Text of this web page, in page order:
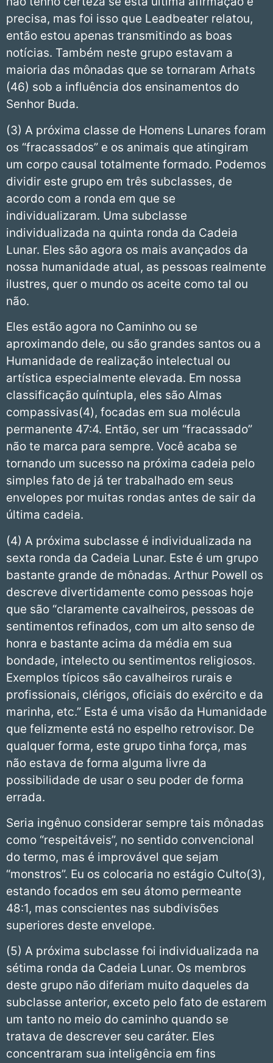
precisa, mas foi isso que Leadbeater relatou,
então estou apenas transmitindo as boas
notícias. Também neste grupo estavam a
maioria das mônadas que se tornaram Arhats
(46) sob a influência dos ensinamentos do
Senhor Buda.
(3) A próxima classe de Homens Lunares foram
os “fracassados” e os animais que atingiram
um corpo causal totalmente formado. Podemos
dividir este grupo em três subclasses, de
acordo com a ronda em que se
individualizaram. Uma subclasse
individualizada na quinta ronda da Cadeia
Lunar. Eles são agora os mais avançados da
nossa humanidade atual, as pessoas realmente
ilustres, quer o mundo os aceite como tal ou
não.
Eles estão agora no Caminho ou se
aproximando dele, ou são grandes santos ou a
Humanidade de realização intelectual ou
artística especialmente elevada. Em nossa
classificação quíntupla, eles são Almas
compassivas(4), focadas em sua molécula
permanente 47:4. Então, ser um “fracassado”
não te marca para sempre. Você acaba se
tornando um sucesso na próxima cadeia pelo
simples fato de já ter trabalhado em seus
envelopes por muitas rondas antes de sair da
última cadeia.
(4) A próxima subclasse é individualizada na
sexta ronda da Cadeia Lunar. Este é um grupo
bastante grande de mônadas. Arthur Powell os
descreve divertidamente como pessoas hoje
que são “claramente cavalheiros, pessoas de
sentimentos refinados, com um alto senso de
honra e bastante acima da média em sua
bondade, intelecto ou sentimentos religiosos.
Exemplos típicos são cavalheiros rurais e
profissionais, clérigos, oficiais do exército e da
marinha, etc.” Esta é uma visão da Humanidade
que felizmente está no espelho retrovisor. De
qualquer forma, este grupo tinha força, mas
não estava de forma alguma livre da
possibilidade de usar o seu poder de forma
errada.
Seria ingênuo considerar sempre tais mônadas
como “respeitáveis”, no sentido convencional
do termo, mas é improvável que sejam
“monstros”. Eu os colocaria no estágio Culto(3),
estando focados em seu átomo permeante
48:1, mas conscientes nas subdivisões
superiores deste envelope.
(5) A próxima subclasse foi individualizada na
sétima ronda da Cadeia Lunar. Os membros
deste grupo não diferiam muito daqueles da
subclasse anterior, exceto pelo fato de estarem
um tanto no meio do caminho quando se
tratava de descrever seu caráter. Eles
concentraram sua inteligência em fins